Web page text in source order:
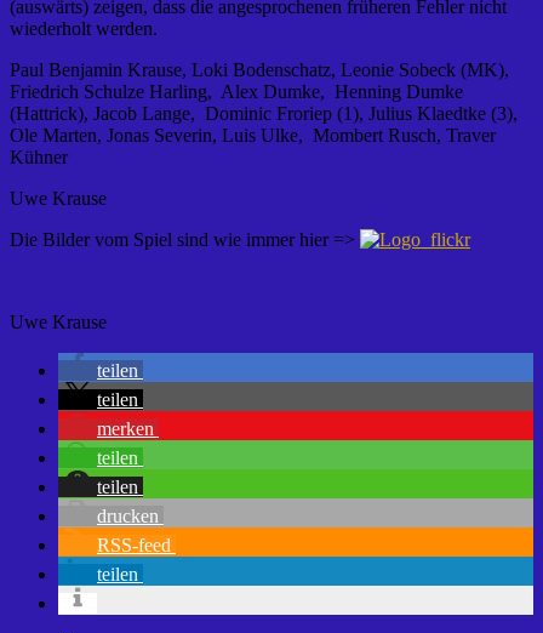
(auswärts) zeigen, dass die angesprochenen früheren Fehler nicht
wiederholt werden.
Paul Benjamin Krause, Loki Bodenschatz, Leonie Sobeck (MK),
Friedrich Schulze Harling, Alex Dumke, Henning Dumke
(Hattrick), Jacob Lange, Dominic Froriep (1), Julius Klaedtke (3),
Ole Marten, Jonas Severin, Luis Ulke, Mombert Rusch, Traver
Kühner
Uwe Krause
Die Bilder vom Spiel sind wie immer hier =>
Uwe Krause
teilen
teilen
merken
teilen
teilen
drucken
RSS-feed
teilen